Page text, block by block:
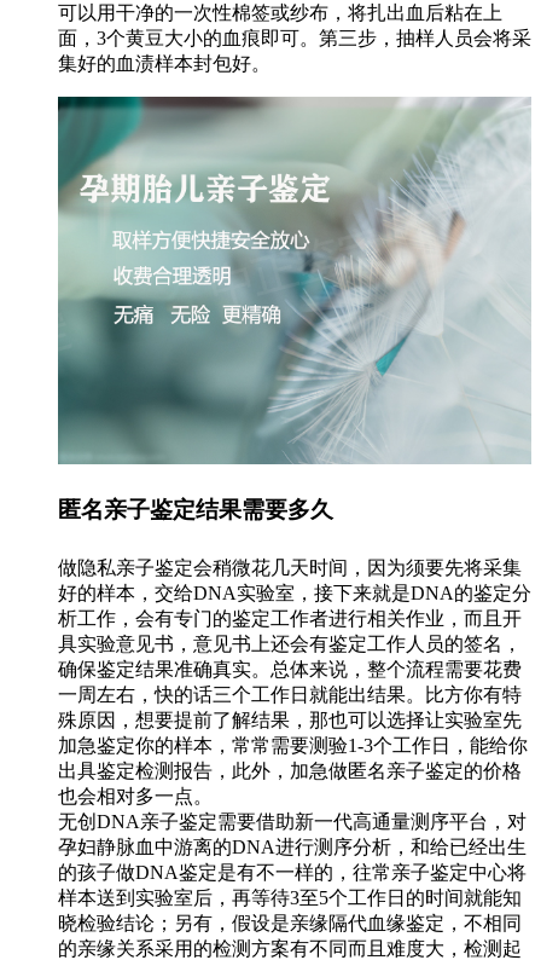
可以用干净的一次性棉签或纱布，将扎出血后粘在上
面，3个黄豆大小的血痕即可。第三步，抽样人员会将采
集好的血渍样本封包好。
匿名亲子鉴定结果需要多久
做隐私亲子鉴定会稍微花几天时间，因为须要先将采集
好的样本，交给DNA实验室，接下来就是DNA的鉴定分
析工作，会有专门的鉴定工作者进行相关作业，而且开
具实验意见书，意见书上还会有鉴定工作人员的签名，
确保鉴定结果准确真实。总体来说，整个流程需要花费
一周左右，快的话三个工作日就能出结果。比方你有特
殊原因，想要提前了解结果，那也可以选择让实验室先
加急鉴定你的样本，常常需要测验1-3个工作日，能给你
出具鉴定检测报告，此外，加急做匿名亲子鉴定的价格
也会相对多一点。
无创DNA亲子鉴定需要借助新一代高通量测序平台，对
孕妇静脉血中游离的DNA进行测序分析，和给已经出生
的孩子做DNA鉴定是有不一样的，往常亲子鉴定中心将
样本送到实验室后，再等待3至5个工作日的时间就能知
晓检验结论；另有，假设是亲缘隔代血缘鉴定，不相同
的亲缘关系采用的检测方案有不同而且难度大，检测起